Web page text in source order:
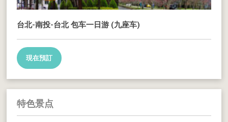
台北-南投-台北 包车一日游 (九座车)
現在預訂
特色景点